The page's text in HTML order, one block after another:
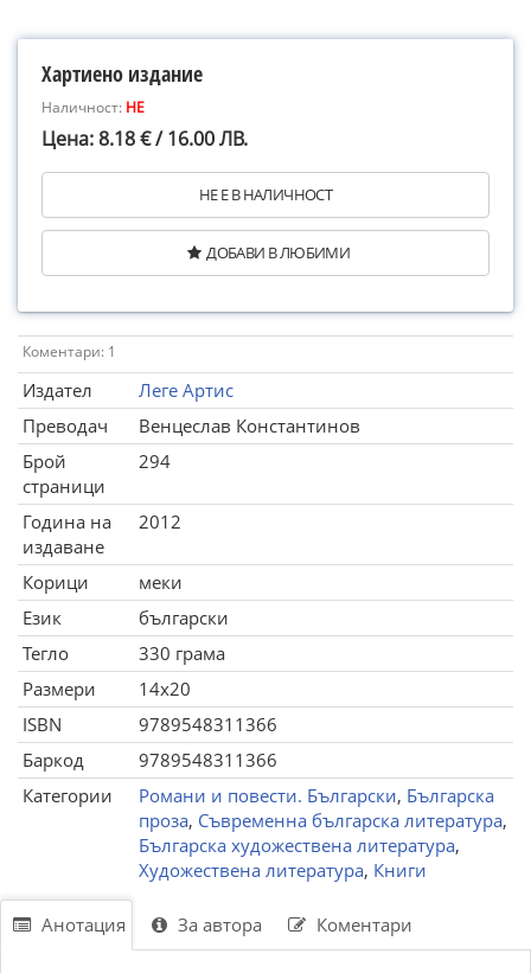
Хартиено издание
Наличност: НЕ
Цена: 8.18 € / 16.00 ЛВ.
НЕ Е В НАЛИЧНОСТ
ДОБАВИ В ЛЮБИМИ
Коментари: 1
Издател
Леге Артис
Преводач
Венцеслав Константинов
Брой
страници
294
Година на
издаване
2012
Корици
меки
Език
български
Тегло
330 грама
Размери
14x20
ISBN
9789548311366
Баркод
9789548311366
Категории
Романи и повести. Български, Българска
проза, Съвременна българска литература,
Българска художествена литература,
Художествена литература, Книги
Анотация За автора Коментари